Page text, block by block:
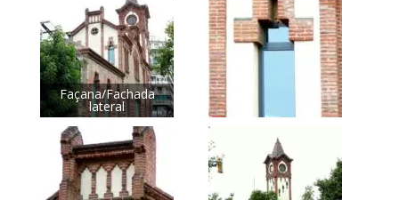
Façana/Fachada
lateral